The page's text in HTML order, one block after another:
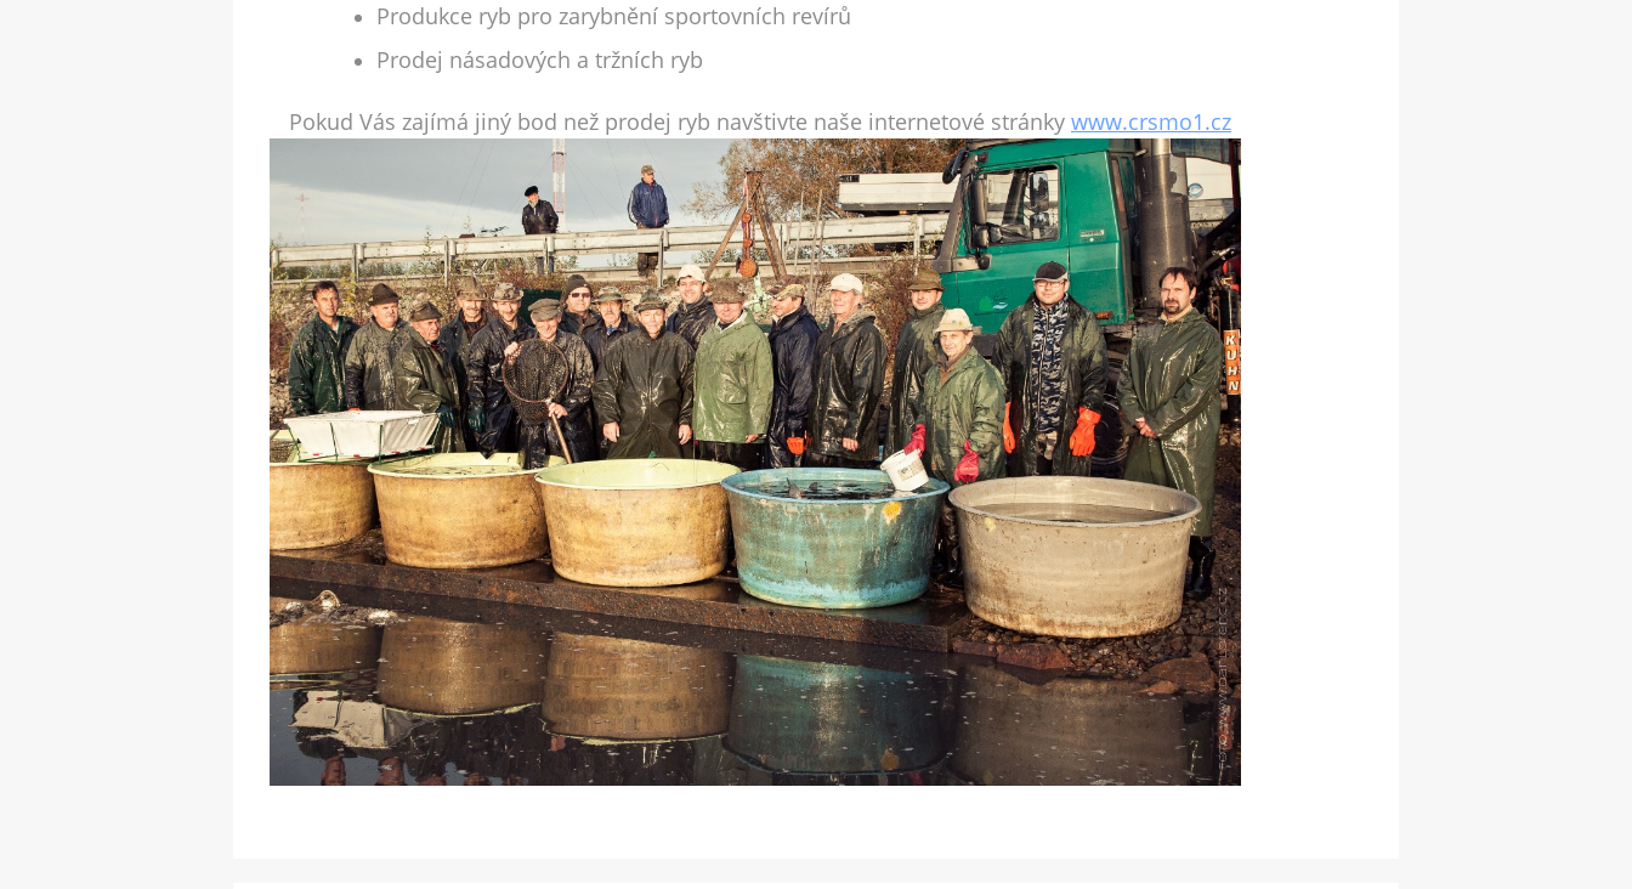
Produkce ryb pro zarybnění sportovních revírů
Prodej násadových a tržních ryb
Pokud Vás zajímá jiný bod než prodej ryb navštivte naše internetové stránky www.crsmo1.cz